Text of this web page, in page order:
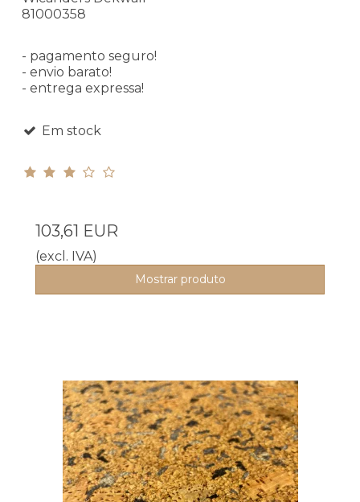
81000358
- pagamento seguro!
- envio barato!
- entrega expressa!
Em stock
103,61 EUR
(excl. IVA)
Mostrar produto